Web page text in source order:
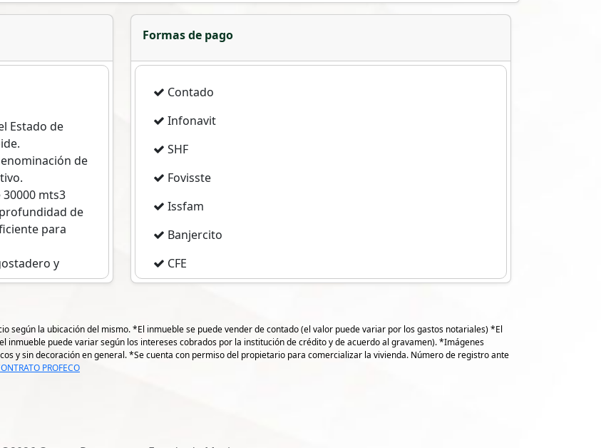
Estado de
de
mts3
de
para
y
Formas de pago
Contado
Infonavit
SHF
Fovisste
Issfam
Banjercito
CFE
según la ubicación del mismo. *El inmueble se puede vender de contado (el valor puede variar por los gastos notariales) *El
inmueble puede variar según los intereses cobrados por la institución de crédito y de acuerdo al gravamen). *Imágenes
y sin decoración en general. *Se cuenta con permiso del propietario para comercializar la vivienda. Número de registro ante
PROFECO